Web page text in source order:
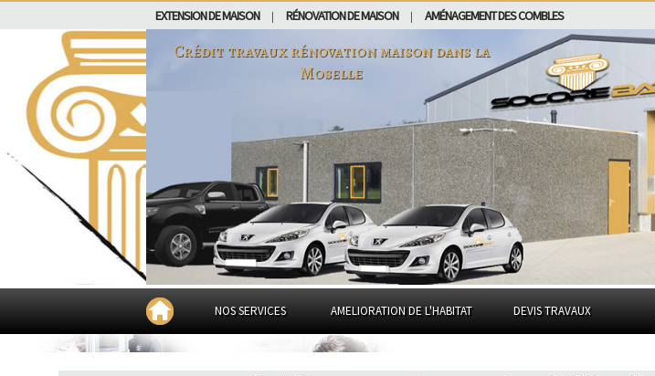
EXTENSION DE MAISON RÉNOVATION DE MAISON AMÉNAGEMENT DES COMBLES
Crédit travaux rénovation maison dansla
Moselle
NOS SERVICES AMELIORATION DE L'HABITAT DEVIS TRAVAUX